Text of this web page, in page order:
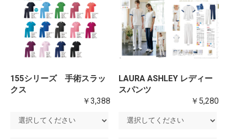
155シリーズ 手術スラッ
クス
￥3,388
LAURA ASHLEY レディー
スパンツ
￥5,280